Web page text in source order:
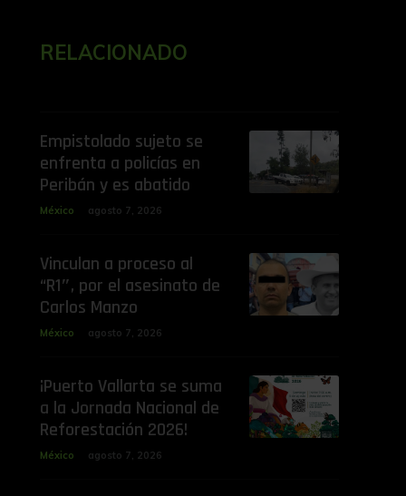
RELACIONADO
Empistolado sujeto se
enfrenta a policías en
Peribán y es abatido
México agosto 7, 2026
Vinculan a proceso al
“R1″, por el asesinato de
Carlos Manzo
México agosto 7, 2026
¡Puerto Vallarta se suma
a la Jornada Nacional de
Reforestación 2026!
México agosto 7, 2026